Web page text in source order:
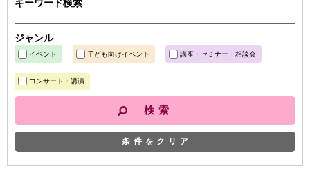
キーワード検索
ジャンル
イベント 子ども向けイベント 講座・セミナー・相談会
コンサート・講演
条件をクリア